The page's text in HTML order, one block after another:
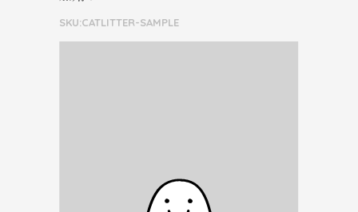
SKU:CATLITTER-SAMPLE